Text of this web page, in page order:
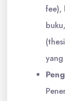
fee),